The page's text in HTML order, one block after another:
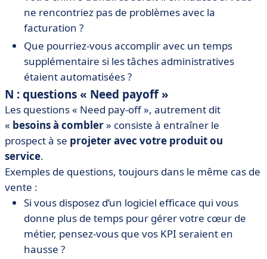
ne rencontriez pas de problèmes avec la
facturation ?
Que pourriez-vous accomplir avec un temps
supplémentaire si les tâches administratives
étaient automatisées ?
N : questions « Need payoff »
Les questions « Need pay-off », autrement dit
« besoins à combler» consiste à entraîner le
prospect à se projeter avec votre produit ou
service.
Exemples de questions, toujours dans le même cas de
vente :
Si vous disposez d’un logiciel efficace qui vous
donne plus de temps pour gérer votre cœur de
métier, pensez-vous que vos KPI seraient en
hausse ?